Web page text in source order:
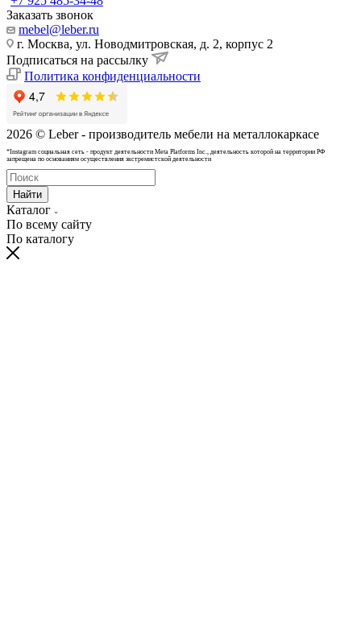
Заказать звонок
mebel@leber.ru
г. Москва, ул. Новодмитровская, д. 2, корпус 2
Подписаться на рассылку
Политика конфиденциальности
2026 © Leber - производитель мебели на металлокаркасе
*Instagram cоциальная сеть - продукт деятельности Meta Platforms Inc., деятельность которой на территории РФ
запрещена по основаниям осуществления экстремистской деятельности
Найти
Каталог
По всему сайту
По каталогу